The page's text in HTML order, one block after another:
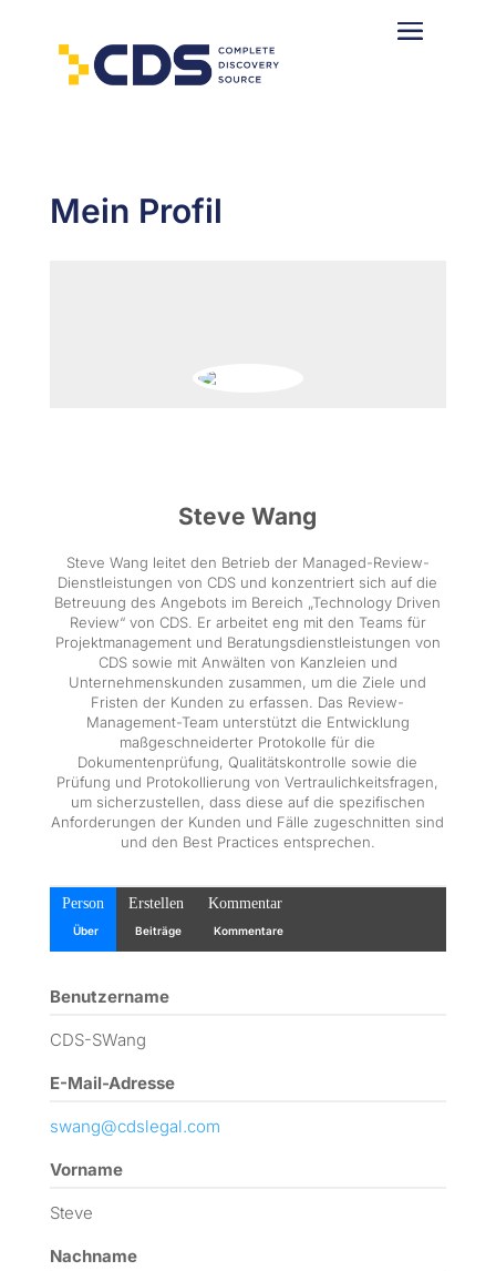
Mein Profil
Steve Wang
Steve Wang leitet den Betrieb der Managed-Review-
Dienstleistungen von CDS und konzentriert sich auf die
Betreuung des Angebots im Bereich „Technology Driven
Review“ von CDS. Er arbeitet eng mit den Teams für
Projektmanagement und Beratungsdienstleistungen von
CDS sowie mit Anwälten von Kanzleien und
Unternehmenskunden zusammen, um die Ziele und
Fristen der Kunden zu erfassen. Das Review-
Management-Team unterstützt die Entwicklung
maßgeschneiderter Protokolle für die
Dokumentenprüfung, Qualitätskontrolle sowie die
Prüfung und Protokollierung von Vertraulichkeitsfragen,
um sicherzustellen, dass diese auf die spezifischen
Anforderungen der Kunden und Fälle zugeschnitten sind
und den Best Practices entsprechen.
Person
Über
Erstellen
Beiträge
Kommentar
Kommentare
Benutzername
CDS-SWang
E-Mail-Adresse
swang@cdslegal.com
Vorname
Steve
Nachname